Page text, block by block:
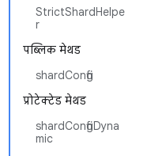
StrictShardHelpe
r
पब्लिक मेथड
shardConfig
प्रोटेक्टेड मेथड
shardConfigDyna
mic